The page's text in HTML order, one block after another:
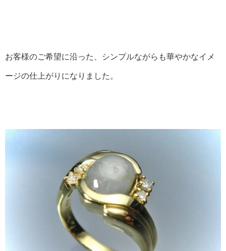
お客様のご希望に沿った、シンプルながらも華やかなイメ
ージの仕上がりになりました。